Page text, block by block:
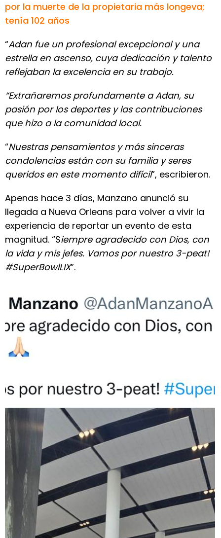
por la muerte de la propietaria más longeva;
tenía 102 años
“Adan fue un profesional excepcional y una
estrella en ascenso, cuya dedicación y talento
reflejaban la excelencia en su trabajo.
“Extrañaremos profundamente a Adan, su
pasión por los deportes y las contribuciones
que hizo a la comunidad local.
“Nuestras pensamientos y más sinceras
condolencias están con su familia y seres
queridos en este momento difícil”, escribieron.
Apenas hace 3 días, Manzano anunció su
llegada a Nueva Orleans para volver a vivir la
experiencia de reportar un evento de esta
magnitud. “Siempre agradecido con Dios, con
la vida y mis jefes. Vamos por nuestro 3-peat!
#SuperBowlLIX”.